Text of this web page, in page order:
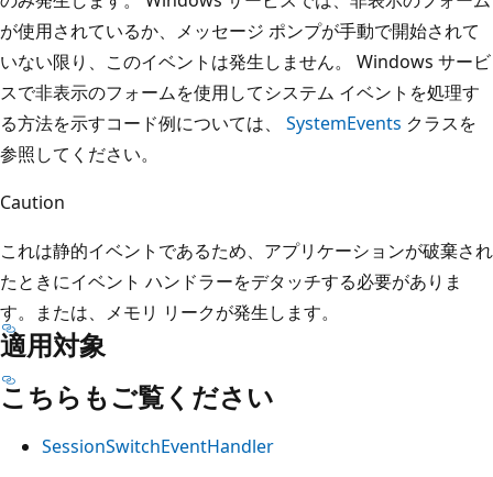
が使用されているか、メッセージ ポンプが手動で開始されて
いない限り、このイベントは発生しません。 Windows サービ
スで非表示のフォームを使用してシステム イベントを処理す
る方法を示すコード例については、 SystemEvents クラスを
参照してください。
Caution
これは静的イベントであるため、アプリケーションが破棄され
たときにイベント ハンドラーをデタッチする必要がありま
す。または、メモリ リークが発生します。
適用対象
こちらもご覧ください
SessionSwitchEventHandler